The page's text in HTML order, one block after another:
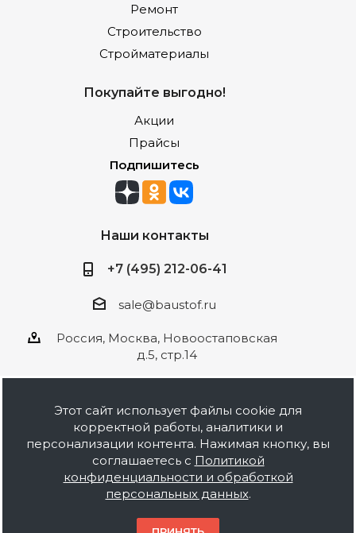
Ремонт
Строительство
Стройматериалы
Покупайте выгодно!
Акции
Прайсы
Подпишитесь
Наши контакты
+7 (495) 212-06-41
sale@baustof.ru
Россия, Москва, Новоостаповская
д.5, стр.14
2026 © ООО Баустов. Собственное
производство лакокрасочной продукции,
оптовая и розничная продажа строительных
материалов, комплектация объектов под ключ.
Информация на сайте носит ознакомительный
характер и не является публичной офертой.
Этот сайт использует файлы cookie для
корректной работы, аналитики и
персонализации контента. Нажимая кнопку, вы
соглашаетесь с Политикой
конфиденциальности и обработкой
персональных данных.